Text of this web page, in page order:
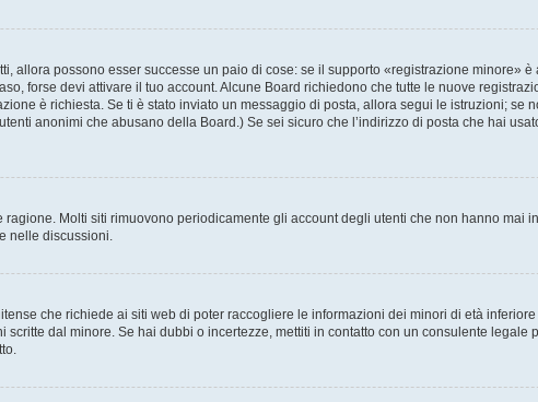
allora possono esser successe un paio di cose: se il supporto «registrazione minore» è
forse devi attivare il tuo account. Alcune Board richiedono che tutte le nuove
è richiesta. Se ti è stato inviato un messaggio di posta, allora segui le istruzioni; se
anonimi che abusano della Board.) Se sei sicuro che l’indirizzo di posta che hai
Molti siti rimuovono periodicamente gli account degli utenti che non hanno mai
nelle discussioni.
che richiede ai siti web di poter raccogliere le informazioni dei minori di età
dal minore. Se hai dubbi o incertezze, mettiti in contatto con un consulente legale